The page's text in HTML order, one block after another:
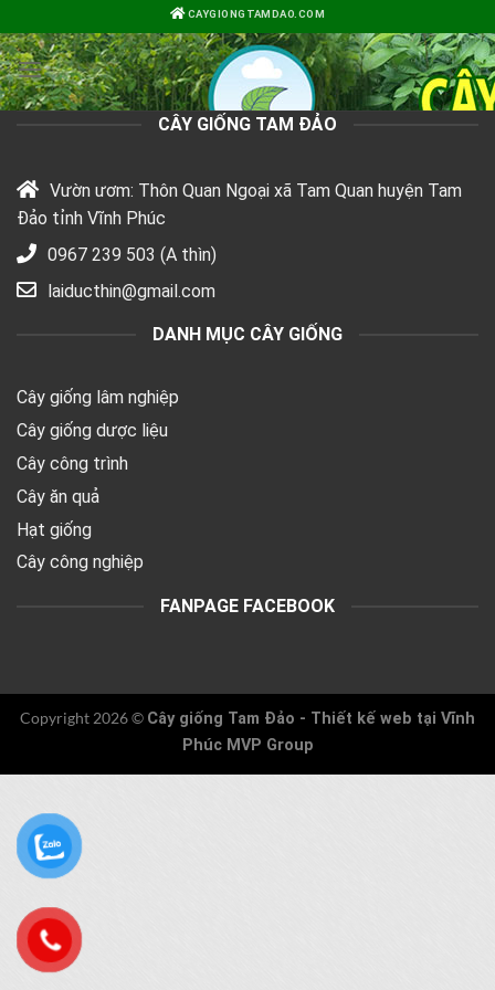
qua
nội
dung
CAYGIONGTAMDAO.COM
CÂY GIỐNG TAM ĐẢO
Vườn ươm: Thôn Quan Ngoại xã Tam Quan huyện Tam
Đảo tỉnh Vĩnh Phúc
0967 239 503 (A thìn)
laiducthin@gmail.com
DANH MỤC CÂY GIỐNG
Cây giống lâm nghiệp
Cây giống dược liệu
Cây công trình
Cây ăn quả
Hạt giống
Cây công nghiệp
FANPAGE FACEBOOK
Copyright 2026 © Cây giống Tam Đảo - Thiết kế web tại Vĩnh
Phúc MVP Group